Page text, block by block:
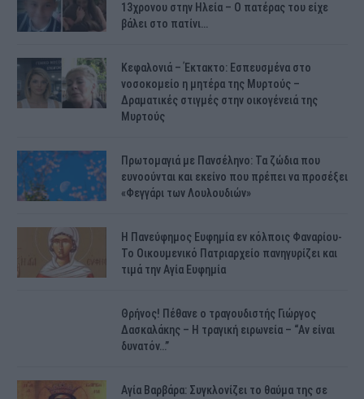
13χρονου στην Ηλεία – Ο πατέρας του είχε
βάλει στο πατίνι…
Κεφαλονιά – Έκτακτο: Εσπευσμένα στο
νοσοκομείο η μητέρα της Μυρτούς –
Δραματικές στιγμές στην οικογένειά της
Μυρτούς
Πρωτομαγιά με Πανσέληνο: Τα ζώδια που
ευνοούνται και εκείνο που πρέπει να προσέξει
«Φεγγάρι των Λουλουδιών»
H Πανεύφημος Ευφημία εν κόλποις Φαναρίου-
Το Οικουμενικό Πατριαρχείο πανηγυρίζει και
τιμά την Αγία Ευφημία
Θρήνος! Πέθανε ο τραγουδιστής Γιώργος
Δασκαλάκης – Η τραγική ειρωνεία – “Αν είναι
δυνατόν…”
Αγία Βαρβάρα: Συγκλονίζει το θαύμα της σε